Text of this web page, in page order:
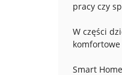
pracy czy
W części
Smart